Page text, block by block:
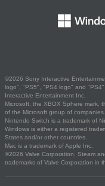
©2026 Sony Interactive
logo", "PS5", "PS4 logo" and
Interactive Entertainment Inc.
Microsoft, the XBOX Sphere mark,
of the Microsoft group of companies.
Nintendo Switch is a trademark of
Windows is either a registered
States and/or other countries.
Mac is a trademark of Apple Inc.
©2026 Valve Corporation. Steam
trademarks of Valve Corporation in